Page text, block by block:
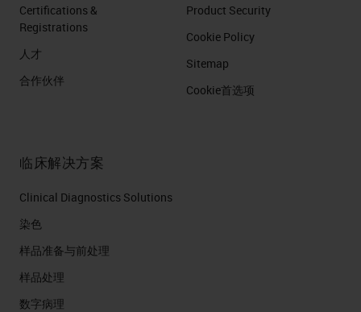
Certifications &
Registrations
人才
合作伙伴
Product Security
Cookie Policy
Sitemap
Cookie首选项
临床解决方案
Clinical Diagnostics Solutions
染色
样品准备与前处理
样品处理
数字病理